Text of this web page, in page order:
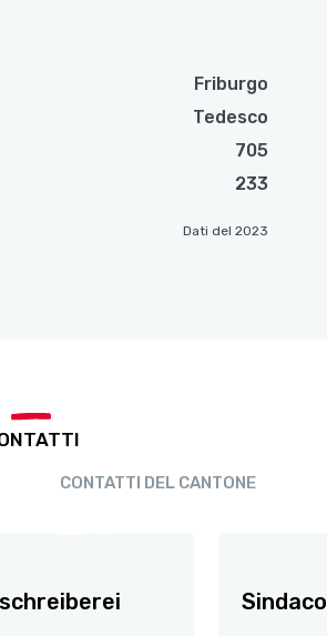
Friburgo
Tedesco
705
233
Dati del 2023
CONTATTI DEL CANTONE
Sindaco